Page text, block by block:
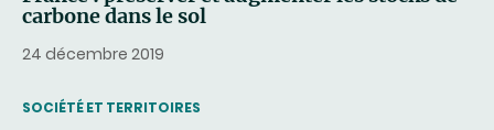
carbone dans le sol
24 décembre 2019
THEMATIC
SOCIÉTÉ ET TERRITOIRES